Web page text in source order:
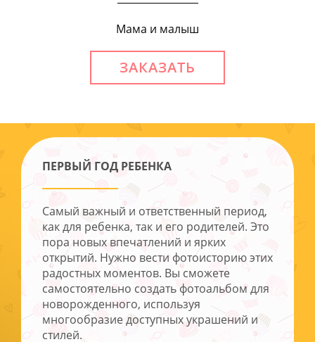
Мама и малыш
ЗАКАЗАТЬ
ПЕРВЫЙ ГОД РЕБЕНКА
Самый важный и ответственный период,
как для ребенка, так и его родителей. Это
пора новых впечатлений и ярких
открытий. Нужно вести фотоисторию этих
радостных моментов. Вы сможете
самостоятельно создать фотоальбом для
новорожденного, используя
многообразие доступных украшений и
стилей.